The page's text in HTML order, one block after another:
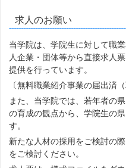
求人のお願い
当学院は、学院生に対して職
人企業・団体等から直接求人
提供を行っています。
〔無料職業紹介事業の届出済
また、当学院では、若年者の
の育成の観点から、学院生の
す。
新たな人材の採用をご検討の
をご検討ください。